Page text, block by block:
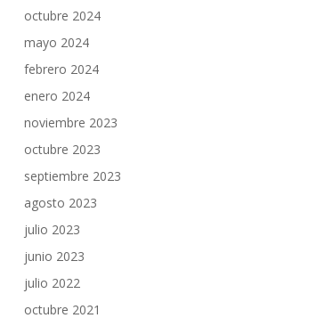
octubre 2024
mayo 2024
febrero 2024
enero 2024
noviembre 2023
octubre 2023
septiembre 2023
agosto 2023
julio 2023
junio 2023
julio 2022
octubre 2021